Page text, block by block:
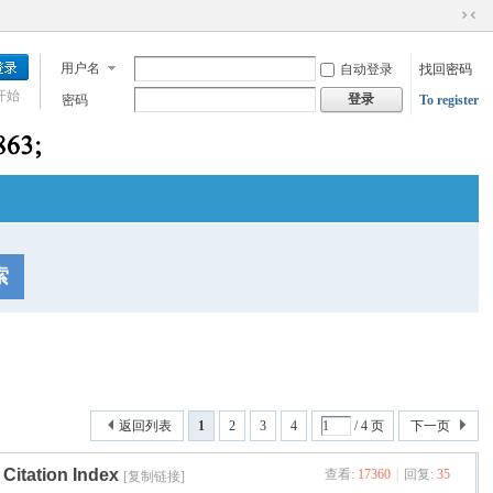
切
到
窄
用户名 自动登录
找回密码
密码
登录 To register
始
1 2 3 4 / 4 页 下一页
返回列表
Citation Index [复制链接] 查看: 17360 回复: 35